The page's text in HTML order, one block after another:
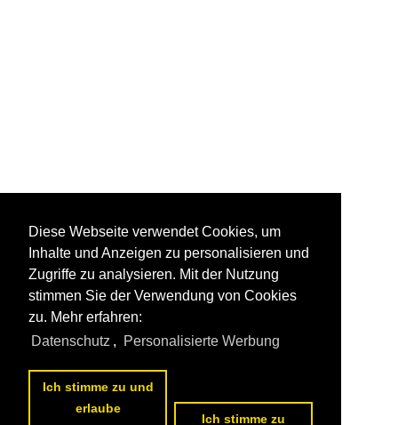
Diese Webseite verwendet Cookies, um
Inhalte und Anzeigen zu personalisieren und
Zugriffe zu analysieren. Mit der Nutzung
stimmen Sie der Verwendung von Cookies
zu. Mehr erfahren:
Datenschutz , Personalisierte Werbung
Ich stimme zu und
erlaube
Ich stimme zu